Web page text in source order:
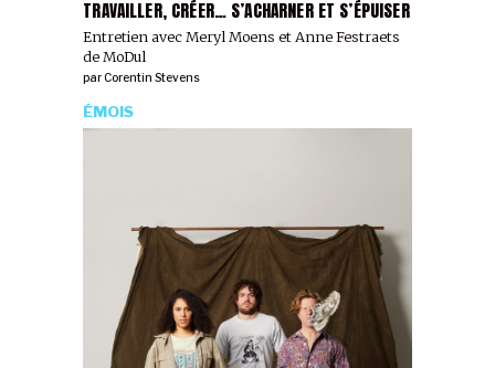
TRAVAILLER, CRÉER… S’ACHARNER ET S’ÉPUISER
Entretien avec Meryl Moens et Anne Festraets
de MoDul
parCorentin Stevens
ÉMOIS